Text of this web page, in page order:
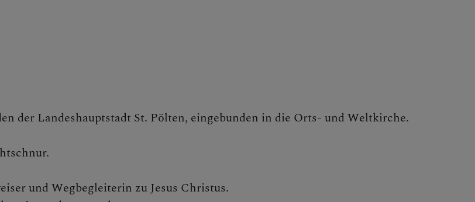
EVENTS, AKTIONEN
& SAKRAMENTE
der Landeshauptstadt St. Pölten, eingebunden in die Orts- und Weltkirche.
und Wegbegleiterin zu Jesus Christus.